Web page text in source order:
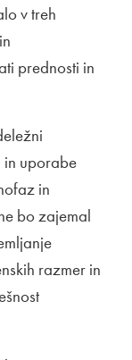
v treh
prednosti in
uporabe
in
bo zajemal
razmer in